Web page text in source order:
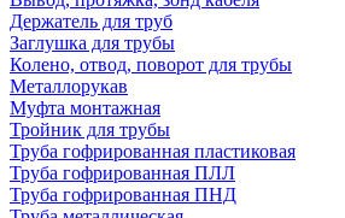
Держатель для труб
Заглушка для трубы
Колено, отвод, поворот для трубы
Металлорукав
Муфта монтажная
Тройник для трубы
Труба гофрированная пластиковая
Труба гофрированная ПЛЛ
Труба гофрированная ПНД